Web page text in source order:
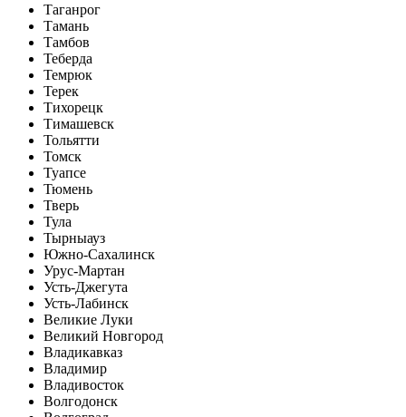
Таганрог
Тамань
Тамбов
Теберда
Темрюк
Терек
Тихорецк
Тимашевск
Тольятти
Томск
Туапсе
Тюмень
Тверь
Тула
Тырныауз
Южно-Сахалинск
Урус-Мартан
Усть-Джегута
Усть-Лабинск
Великие Луки
Великий Новгород
Владикавказ
Владимир
Владивосток
Волгодонск